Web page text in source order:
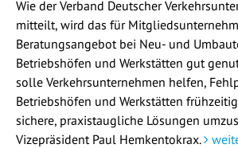
Wie der Verband Deutscher
mitteilt, wird das für
Beratungsangebot bei Neu- und
Betriebshöfen und Werkstätten gut
solle Verkehrsunternehmen helfen,
Betriebshöfen und Werkstätten
sichere, praxistaugliche Lösungen
Vizepräsident Paul Hemkentokrax.